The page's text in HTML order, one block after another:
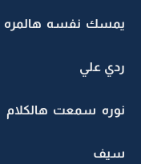
يمسك نفسه هالمره
ردي علي
نوره سمعت هالكلام
سيف